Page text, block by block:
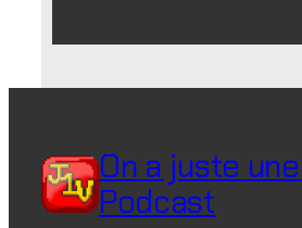
On a juste
Podcast